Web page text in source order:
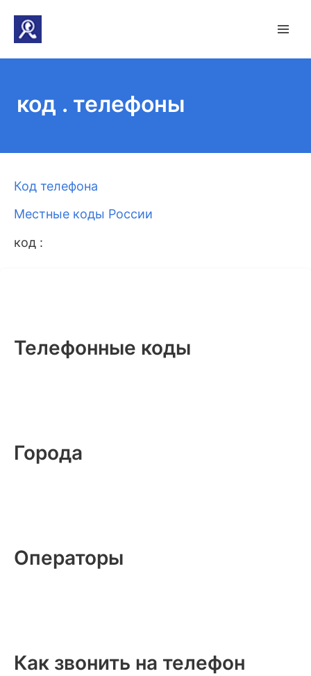
код . телефоны
Код телефона
Местные коды России
код :
Телефонные коды
Города
Операторы
Как звонить на телефон